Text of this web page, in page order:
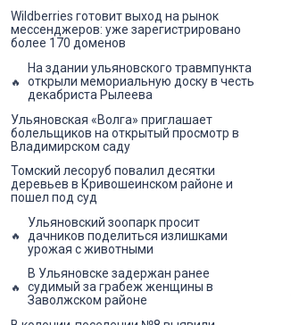
Wildberries готовит выход на рынок
мессенджеров: уже зарегистрировано
более 170 доменов
На здании ульяновского травмпункта
открыли мемориальную доску в честь
декабриста Рылеева
Ульяновская «Волга» приглашает
болельщиков на открытый просмотр в
Владимирском саду
Томский лесоруб повалил десятки
деревьев в Кривошеинском районе и
пошел под суд
Ульяновский зоопарк просит
дачников поделиться излишками
урожая с животными
В Ульяновске задержан ранее
судимый за грабеж женщины в
Заволжском районе